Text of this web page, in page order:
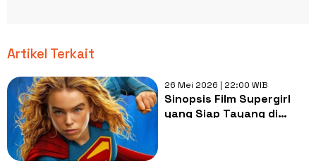
Artikel Terkait
26 Mei 2026 | 22:00 WIB
Sinopsis Film Supergirl
yang Siap Tayang di